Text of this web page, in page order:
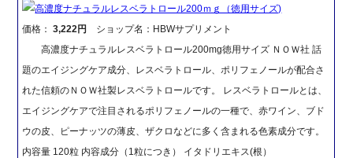
高濃度ナチュラルレスベラトロール200ｍｇ（徳用サイズ)
価格：3,222円
ショップ名：HBWサプリメント
高濃度ナチュラルレスベラトロール200mg徳用サイズ ＮＯＷ社 話
題のエイジングケア成分、レスベラトロール、ポリフェノールが配合さ
れた信頼のＮＯＷ社製レスベラトロールです。 レスベラトロールとは、
エイジングケアで注目されるポリフェノールの一種で、赤ワイン、ブド
ウの皮、ピーナッツの薄皮、ザクロなどに多く含まれる色素成分です。
内容量 120粒 内容成分（1粒につき） イタドリエキス(根）